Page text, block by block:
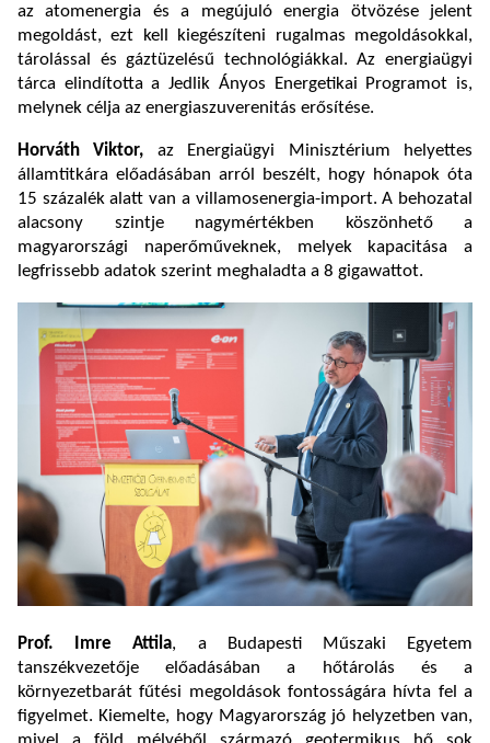
az atomenergia és a megújuló energia ötvözése jelent
megoldást, ezt kell kiegészíteni rugalmas megoldásokkal,
tárolással és gáztüzelésű technológiákkal. Az energiaügyi
tárca elindította a Jedlik Ányos Energetikai Programot is,
melynek célja az energiaszuverenitás erősítése.
Horváth Viktor, az Energiaügyi Minisztérium helyettes
államtitkára előadásában arról beszélt, hogy hónapok óta
15 százalék alatt van a villamosenergia-import. A behozatal
alacsony szintje nagymértékben köszönhető a
magyarországi naperőműveknek, melyek kapacitása a
legfrissebb adatok szerint meghaladta a 8 gigawattot.
Prof. Imre Attila, a Budapesti Műszaki Egyetem
tanszékvezetője előadásában a hőtárolás és a
környezetbarát fűtési megoldások fontosságára hívta fel a
figyelmet. Kiemelte, hogy Magyarország jó helyzetben van,